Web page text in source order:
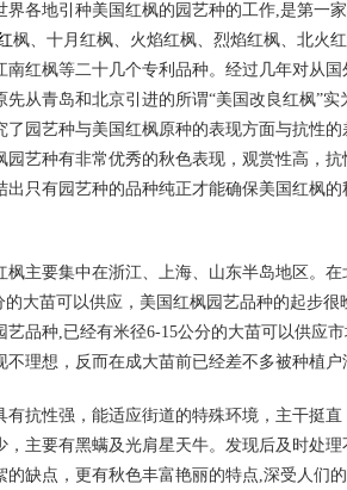
界各地引种美国红枫的园艺种的工作,是第一
枫、十月红枫、火焰红枫、烈焰红枫、北火红
南红枫等二十几个专利品种。经过几年对从
从青岛和北京引进的所谓“美国改良红枫”实
园艺种与美国红枫原种的表现方面与抗性
艺种有非常优秀的秋色表现，观赏性高，
只有园艺种的品种纯正才能确保美国红枫的
枫主要集中在浙江、上海、山东半岛地区。在
大苗可以供应，美国红枫园艺品种的起步很
品种,已经有米径6-15公分的大苗可以供应
理想，反而在成大苗前已经差不多被种植户
抗性强，能适应街道的特殊环境，主干挺
主要有黑螨及光肩星天牛。发现后及时处
缺点，更有秋色丰富艳丽的特点,深受人们